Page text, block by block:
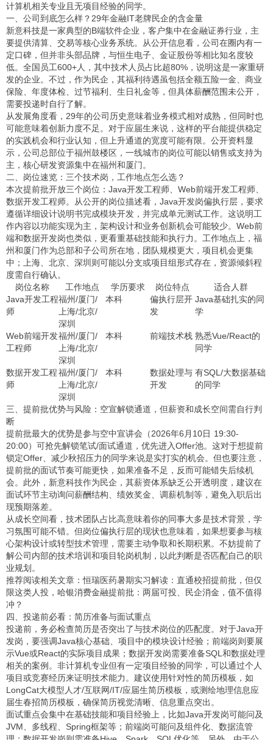
计算机相关专业且无项目经验的同学。
一、公司到底怎么样？29年金融IT老牌民企的含金量
新意科技是一家典型的B端软件企业，客户集中在金融证券行业，主
要提供清算、交易等核心业务系统。从公开信息看，公司在圈内有一
定口碑，但并非头部品牌，与恒生电子、金证股份等相比知名度较
低。全国员工600+人，其中技术人员占比超80%，说明这是一家重研
发的企业。不过，作为民企，其福利待遇虽包括全额五险一金、商业
保险、年度体检、过节福利、生日礼金等，但具体薪酬范围未公开，
需要投递时自行了解。
从发展角度看，29年的公司历史意味着业务模式相对成熟，但同时也
可能意味着创新力度不足。对于应届生来说，这样的平台能提供稳定
的实践机会和行业认知，但上升通道的宽度可能有限。公开资料显
示，公司总部位于福州鼓楼区，一线城市的岗位可能以销售或支持为
主，核心研发资源集中在福州和厦门。
二、岗位速览：三个技术岗，工作地点怎么选？
本次提前批开放三个岗位：Java开发工程师、Web前端开发工程师、
数据开发工程师。从公开的岗位描述看，Java开发岗偏执行层，要求
遵循详细设计说明书完成模块开发，并完成单元测试工作。这说明工
作内容以功能实现为主，架构设计和业务创新机会可能较少。Web前
端和数据开发岗也类似，更看重基础技能和执行力。工作地点上，福
州和厦门作为总部和子公司所在地，团队规模更大，项目机会更集
中；上海、北京、深圳则可能以分支或项目组形式存在，资源倾斜程
度需自行确认。
岗位名称
工作地点 学历要求 岗位特点
适合人群
Java开发工程
师
福州/厦门/
上海/北京/
深圳
本科
偏执行层开
发
Java基础扎实的同
学
Web前端开发
工程师
福州/厦门/
上海/北京/
深圳
本科 前端技术栈 熟悉Vue/React的
同学
数据开发工程
师
福州/厦门/
上海/北京/
深圳
本科
数据处理与
开发
有SQL/大数据基础
的同学
三、提前批优势与风险：空宣解锁通道，但薪资和成长空间需自行判
断
提前批最大的优势是参与空中宣讲会（2026年6月10日 19:30-
20:00）可抢先解锁笔试/面试通道，优先进入Offer池。这对于想提前
锁定Offer、减少秋招压力的同学来说是实打实的机会。但也要注意，
提前批的面试节奏可能更快，如果准备不足，反而可能错失后续机
会。此外，新意科技作为民企，其薪资体系缺乏公开透明度，建议在
面试环节主动询问薪酬结构、绩效奖金、调薪机制等，避免入职后出
现预期落差。
从成长空间看，技术团队占比高意味着你的同事大多是技术背景，学
习氛围可能不错。但岗位偏执行层的现状也意味着，如果想要参与核
心架构设计或转型技术管理，需要主动争取和长期积累。不妨提前了
解公司内部的技术培训和项目轮岗机制，以此判断是否匹配自己的职
业规划。
推荐阅读相关文章：恒瑞医药暑期实习解读：直通校招提前批，但仅
限这类人投 ， 哈银消费金融提前批：两届可投、民企消金，值不值得
冲？
四、投递前必看：简历准备与面试重点
投递前，务必检查简历是否突出了与技术岗位的匹配度。对于Java开
发岗，要强调Java核心基础、项目中的模块设计经验；前端岗则要展
示Vue或React的实际项目成果；数据开发岗需要准备SQL和数据处理
相关的案例。非计算机专业但有一定项目经验的同学，可以通过个人
项目或竞赛经历来证明技术能力。建议使用针对性的简历模板，如
LongCat大模型人才/互联网/IT/应届生简历模板 ，或测绘地理信息应
届生春招简历模板 ，确保简历视觉清晰、信息重点突出。
面试重点会集中在基础技能和项目经验上，比如Java开发岗可能问及
JVM、多线程、Spring框架等；前端岗可能问及组件化、数据流管